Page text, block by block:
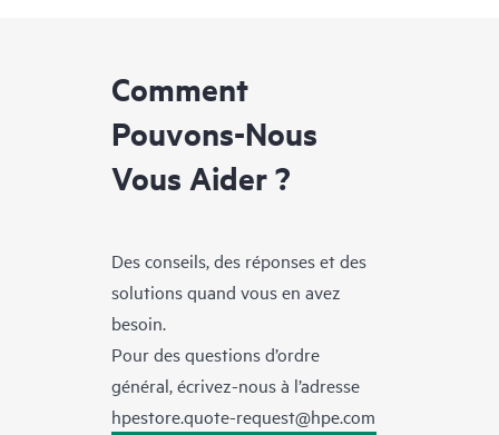
Comment
Pouvons-Nous
Vous Aider ?
Des conseils, des réponses et des
solutions quand vous en avez
besoin.
Pour des questions d’ordre
général, écrivez-nous à l’adresse
hpestore.quote-request@hpe.com